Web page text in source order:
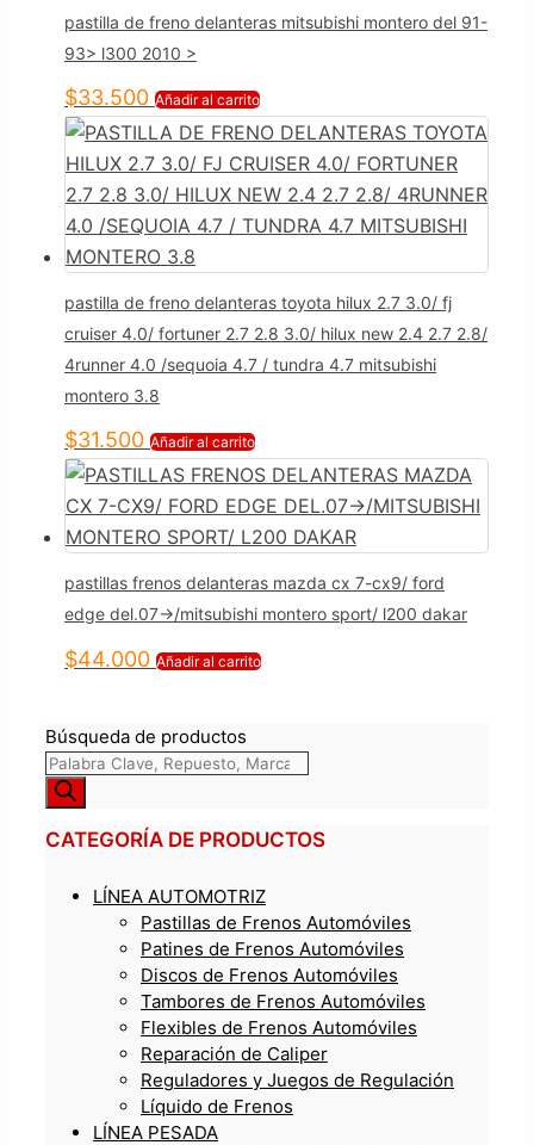
pastilla de freno delanteras mitsubishi montero del 91-
93> l300 2010 >
$33.500 Añadir al carrito
pastilla de freno delanteras toyota hilux 2.7 3.0/ fj
cruiser 4.0/ fortuner 2.7 2.8 3.0/ hilux new 2.4 2.7 2.8/
4runner 4.0 /sequoia 4.7 / tundra 4.7 mitsubishi
montero 3.8
$31.500 Añadir al carrito
pastillas frenos delanteras mazda cx 7-cx9/ ford
edge del.07->/mitsubishi montero sport/ l200 dakar
$44.000 Añadir al carrito
Búsqueda de productos
CATEGORÍA DE PRODUCTOS
LÍNEA AUTOMOTRIZ
Pastillas de Frenos Automóviles
Patines de Frenos Automóviles
Discos de Frenos Automóviles
Tambores de Frenos Automóviles
Flexibles de Frenos Automóviles
Reparación de Caliper
Reguladores y Juegos de Regulación
Líquido de Frenos
LÍNEA PESADA